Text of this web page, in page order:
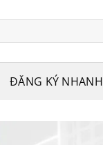
ĐĂNG KÝ NHANH